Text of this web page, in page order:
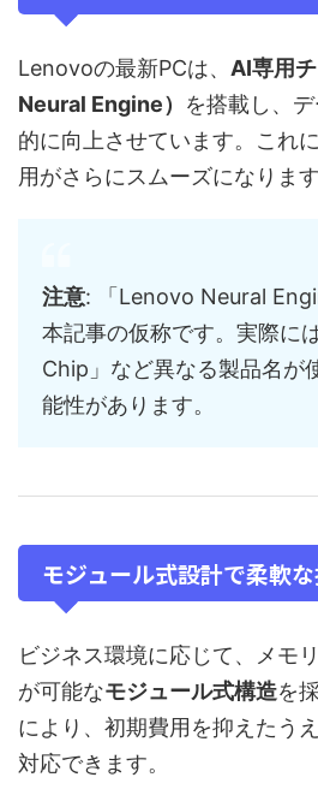
Lenovoの最新PCは、 AI専用
Neural Engine） を搭載し、
的に向上させています。これ
用がさらにスムーズになります
注意: 「Lenovo Neural
本記事の仮称です。実際に
Chip」など異なる製品名が
能性があります。
モジュール式設計で柔軟
ビジネス環境に応じて、メモ
が可能なモジュール式構造を
により、初期費用を抑えたう
対応できます。